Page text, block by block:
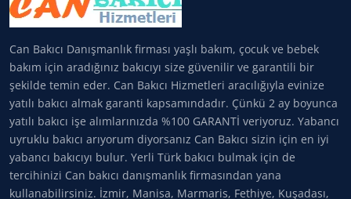
Can Bakıcı Danışmanlık firması yaşlı bakım, çocuk ve bebek
bakım için aradığınız bakıcıyı size güvenilir ve garantili bir
şekilde temin eder. Can Bakıcı Hizmetleri aracılığıyla evinize
yatılı bakıcı almak garanti kapsamındadır. Çünkü 2 ay boyunca
yatılı bakıcı işe alımlarınızda %100 GARANTİ veriyoruz. Yabancı
uyruklu bakıcı arıyorum diyorsanız Can Bakıcı sizin için en iyi
yabancı bakıcıyı bulur. Yerli Türk bakıcı bulmak için de
tercihinizi Can bakıcı danışmanlık firmasından yana
kullanabilirsiniz. İzmir, Manisa, Marmaris, Fethiye, Kuşadası,